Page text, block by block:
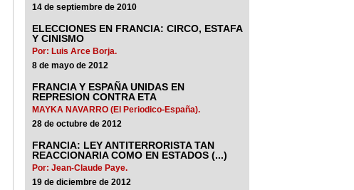
14 de septiembre de 2010
ELECCIONES EN FRANCIA: CIRCO, ESTAFA
Y CINISMO
Por: Luis Arce Borja.
8 de mayo de 2012
FRANCIA Y ESPAÑA UNIDAS EN
REPRESION CONTRA ETA
MAYKA NAVARRO (El Periodico-España).
28 de octubre de 2012
FRANCIA: LEY ANTITERRORISTA TAN
REACCIONARIA COMO EN ESTADOS (...)
Por: Jean-Claude Paye.
19 de diciembre de 2012